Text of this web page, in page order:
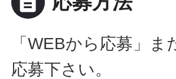
「WEBから応募」
応募下さい。